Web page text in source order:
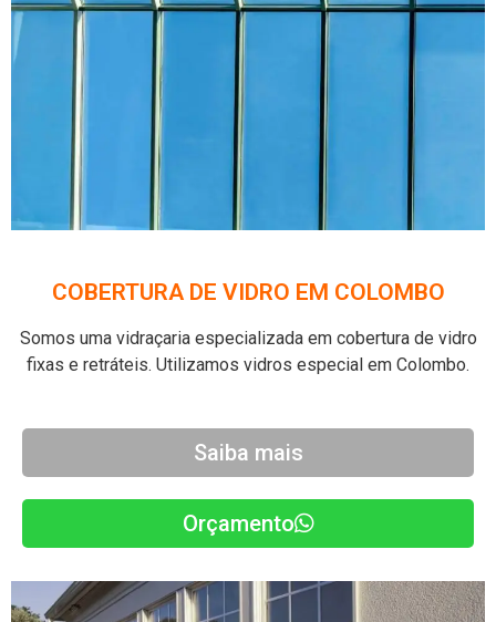
COBERTURA DE VIDRO EM COLOMBO
Somos uma vidraçaria especializada em cobertura de vidro
fixas e retráteis. Utilizamos vidros especial em Colombo.
Saiba mais
Orçamento